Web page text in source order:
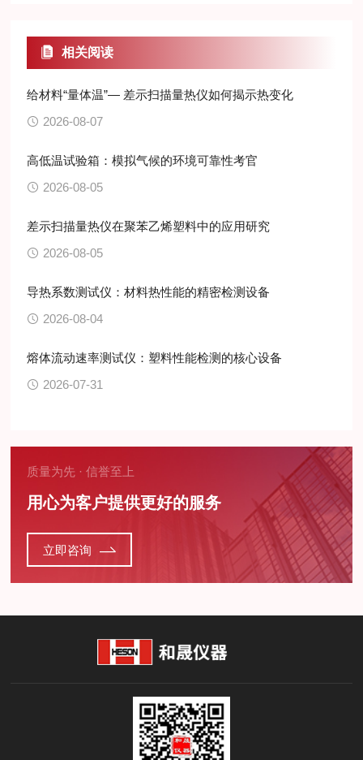
相关阅读
给材料“量体温”— 差示扫描量热仪如何揭示热变化
2026-08-07
高低温试验箱：模拟气候的环境可靠性考官
2026-08-05
差示扫描量热仪在聚苯乙烯塑料中的应用研究
2026-08-05
导热系数测试仪：材料热性能的精密检测设备
2026-08-04
熔体流动速率测试仪：塑料性能检测的核心设备
2026-07-31
质量为先 · 信誉至上
用心为客户提供更好的服务
立即咨询